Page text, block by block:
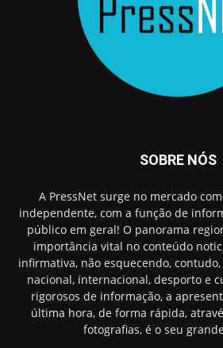
SOBRE NÓS
A PressNet surge no mercado
independente, com a função de
público em geral! O panorama
importância vital no conteúdo
infirmativa, não esquecendo,
nacional, internacional, desporto e
rigorosos de informação, a
última hora, de forma rápida,
fotografias, é o seu